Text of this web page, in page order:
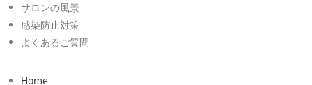
サロンの風景
感染防止対策
よくあるご質問
Home